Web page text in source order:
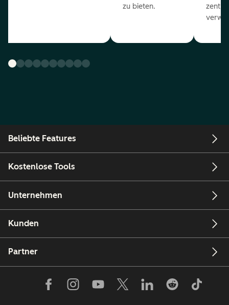
zu bieten.
Beliebte Features
Kostenlose Tools
Unternehmen
Kunden
Partner